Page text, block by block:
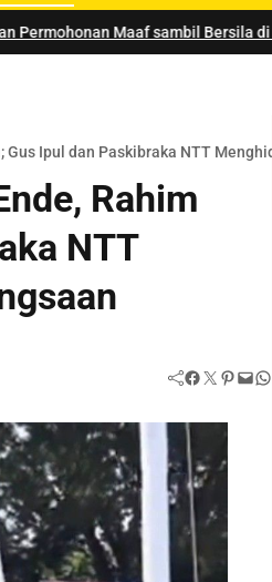
Bersila di Masjid Darusallam
Ipul dan Paskibraka NTT
Rahim
NTT
Facebook Twitter Pinterest Mail WhatsApp